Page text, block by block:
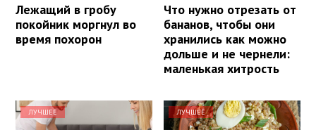
Лежащий в гробу
покойник моргнул во
время похорон
Что нужно отрезать от
бананов, чтобы они
хранились как можно
дольше и не чернели:
маленькая хитрость
ЛУЧШЕЕ ЛУЧШЕЕ